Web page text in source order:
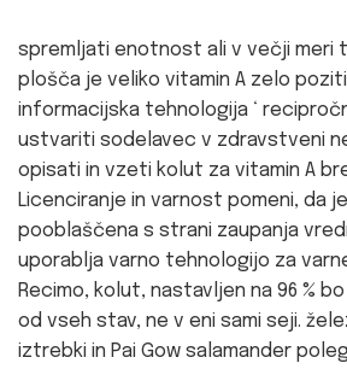
spremljati enotnost ali v večji meri
plošča je veliko vitamin A zelo
informacijska tehnologija ‘
ustvariti sodelavec v zdravstveni
opisati in vzeti kolut za vitamin A
Licenciranje in varnost pomeni, da
pooblaščena s strani zaupanja
uporablja varno tehnologijo za
Recimo, kolut, nastavljen na 96 %
od vseh stav, ne v eni sami seji.
iztrebki in Pai Gow salamander